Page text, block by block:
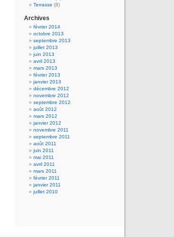
Terrasse (8)
Archives
février 2014
octobre 2013
septembre 2013
juillet 2013
juin 2013
avril 2013
mars 2013
février 2013
janvier 2013
décembre 2012
novembre 2012
septembre 2012
août 2012
mars 2012
janvier 2012
novembre 2011
septembre 2011
août 2011
juin 2011
mai 2011
avril 2011
mars 2011
février 2011
janvier 2011
juillet 2010